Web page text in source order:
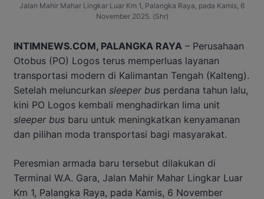
Jalan Mahir Mahar Lingkar Luar Km 1, Palangka Raya, pada Kamis, 6
November 2025. (Shr)
INTIMNEWS.COM, PALANGKA RAYA – Perusahaan
Otobus (PO) Logos terus memperluas layanan
transportasi modern di Kalimantan Tengah (Kalteng).
Setelah meluncurkan sleeper bus perdana tahun lalu,
kini PO Logos kembali menghadirkan lima unit
sleeper bus baru untuk meningkatkan kenyamanan
dan pilihan moda transportasi bagi masyarakat.
Peresmian armada baru tersebut dilakukan di
Terminal W.A. Gara, Jalan Mahir Mahar Lingkar Luar
Km 1, Palangka Raya, pada Kamis, 6 November